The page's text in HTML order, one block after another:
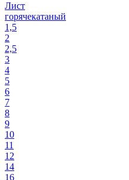
Лист
горячекатаный
1,5
2
2,5
3
4
5
6
7
8
9
10
11
12
14
16